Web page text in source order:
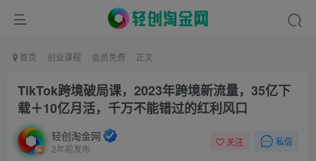
首页 创业课程 会员免费 正文
TikTok跨境破局课，2023年跨境新流量，35亿下
载＋10亿月活，千万不能错过的红利风口
轻创淘金网
2年前发布
关注 私信